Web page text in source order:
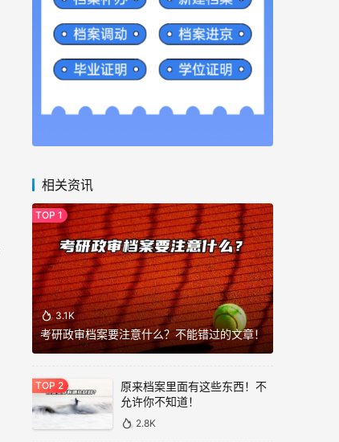
相关资讯
3.1K
考研政审档案要注意什么？不能错过的文章！
原来档案里面有这些东西！不
允许你不知道！
2.8K